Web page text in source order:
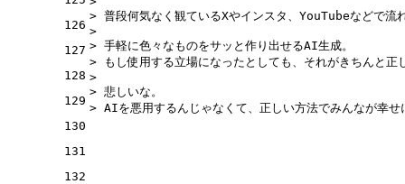
126
127
128
129
130
131
132
> 普段何気なく観ているXやインスタ、YouTubeなどで流
>
> 手軽に色々なものをサッと作り出せるAI生成。
> もし使用する立場になったとしても、それがきちんと正
>
> 悲しいな。
> AIを悪用するんじゃなくて、正しい方法でみんなが幸